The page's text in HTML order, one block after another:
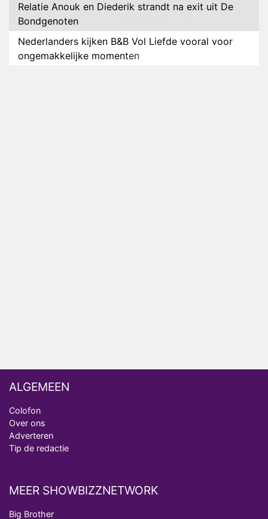
Relatie Anouk en Diederik strandt na exit uit De
Bondgenoten
Nederlanders kijken B&B Vol Liefde vooral voor
ongemakkelijke momenten
ALGEMEEN
Colofon
Over ons
Adverteren
Tip de redactie
MEER SHOWBIZZNETWORK
Big Brother